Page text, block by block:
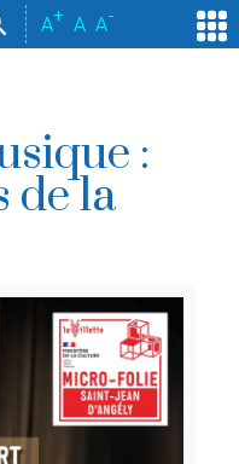
A+ A A-
:
de la